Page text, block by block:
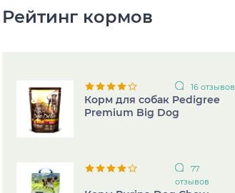
Рейтинг кормов
16 отзывов
Корм для собак Pedigree
Premium Big Dog
77
отзывов